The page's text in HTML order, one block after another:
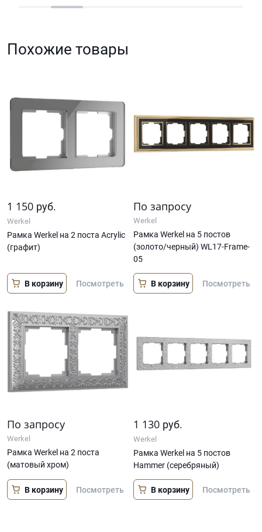
Похожие товары
1 150 руб.
Werkel
Рамка Werkel на 2 поста Acrylic
(графит)
В корзину Посмотреть
По запросу
Werkel
Рамка Werkel на 5 постов
(золото/черный) WL17-Frame-
05
В корзину Посмотреть
По запросу
Werkel
Рамка Werkel на 2 поста
(матовый хром)
В корзину Посмотреть
1 130 руб.
Werkel
Рамка Werkel на 5 постов
Hammer (серебряный)
В корзину Посмотреть